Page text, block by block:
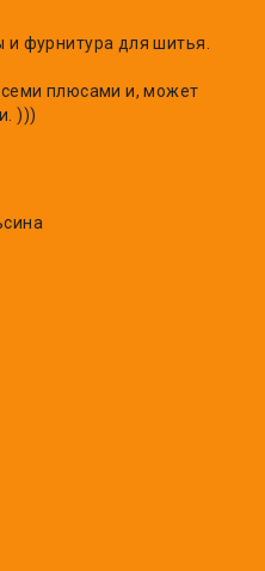
фурнитура для шитья.
плюсами и, может
)))